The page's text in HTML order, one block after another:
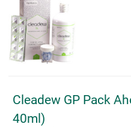
Cleadew GP Pack
40ml)